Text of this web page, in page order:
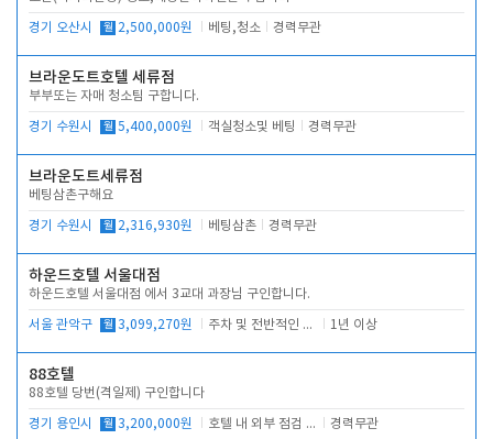
경기 오산시 월 2,500,000원 베팅,청소 경력무관
브라운도트호텔 세류점
부부또는 자매 청소팀 구합니다.
경기 수원시 월 5,400,000원 객실청소및 베팅 경력무관
브라운도트세류점
베팅삼촌구해요
경기 수원시 월 2,316,930원 베팅삼촌 경력무관
하운드호텔 서울대점
하운드호텔 서울대점 에서 3교대 과장님 구인합니다.
서울 관악구 월 3,099,270원 주차 및 전반적인 당번업무 1년 이상
88호텔
88호텔 당번(격일제) 구인합니다
경기 용인시 월 3,200,000원 호텔 내 외부 점검 및 프런트 운영 경력무관